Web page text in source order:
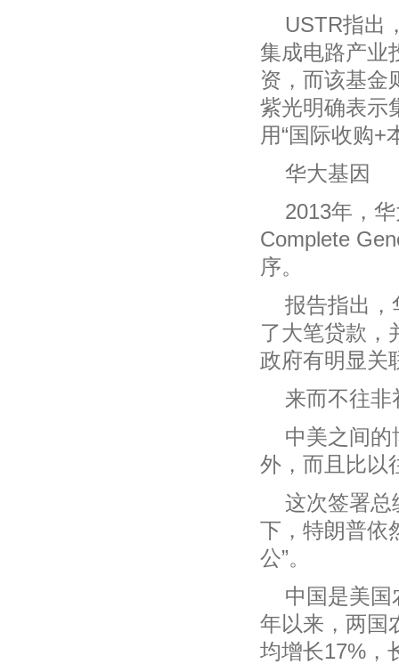
USTR指出
集成电路产业
资，而该基金
紫光明确表示
用“国际收购+
华大基因
2013年，
Complete
序。
报告指出，
了大笔贷款，
政府有明显关
来而不往
中美之间
外，而且比以
这次签署总
下，特朗普依
公”。
中国是美国
年以来，两国
均增长17%，